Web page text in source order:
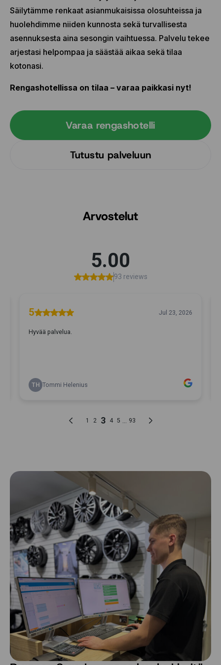
Säilytämme renkaat asianmukaisissa olosuhteissa ja
huolehdimme niiden kunnosta sekä turvallisesta
asennuksesta aina sesongin vaihtuessa. Palvelu tekee
arjestasi helpompaa ja säästää aikaa sekä tilaa
kotonasi.
Rengashotellissa on tilaa – varaa paikkasi nyt!
Varaa rengashotelli
Tutustu palveluun
Arvostelut